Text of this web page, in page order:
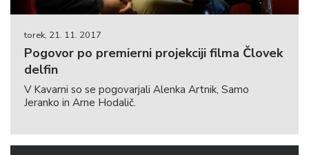
torek, 21. 11. 2017
Pogovor po premierni projekciji filma Človek
delfin
V Kavarni so se pogovarjali Alenka Artnik, Samo
Jeranko in Arne Hodalič.